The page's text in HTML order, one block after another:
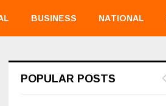
BUSINESS NATIONAL
POPULAR POSTS